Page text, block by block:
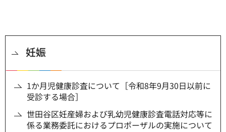
妊娠
1か月児健康診査について［令和8年9月30日以前に
受診する場合］
世田谷区妊産婦および乳幼児健康診査電話対応等に
係る業務委託におけるプロポーザルの実施について